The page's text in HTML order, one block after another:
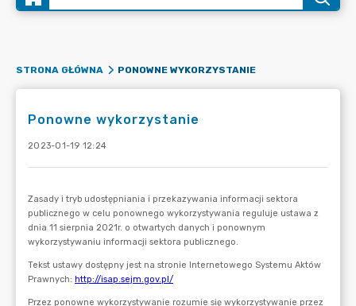
STRONA GŁÓWNA PONOWNE WYKORZYSTANIE
Ponowne wykorzystanie
2023-01-19 12:24